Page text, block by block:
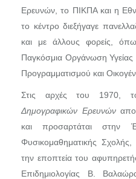
Ερευνών, το ΠΙΚΠΑ και η
το κέντρο διεξήγαγε
και με άλλους φορείς,
Παγκόσμια Οργάνωση Υγείας
Προγραμματισμού και
Στις αρχές του 1970,
Δημογραφικών Ερευνών
και προσαρτάται στην
Φυσικομαθηματικής
την εποπτεία του
Επιδημιολογίας Β.